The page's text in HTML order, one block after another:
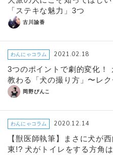
「ステキな魅力」3つ
古川諭香
わんにゃコラム 2021.02.18
3つのポイントで劇的変化！
教わる「犬の撮り方」〜レ
岡野ぴんこ
わんにゃコラム 2020.12.14
【獣医師執筆】まさに犬が
東!? 犬がトイレをする方角